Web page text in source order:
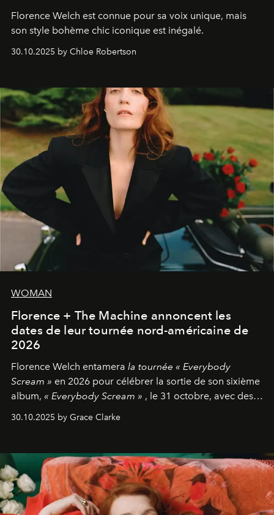
Florence Welch est connue pour sa voix unique, mais
son style bohème chic iconique est inégalé.
30.10.2025 by Chloe Robertson
WOMAN
Florence + The Machine annoncent les
dates de leur tournée nord-américaine de
2026
Florence Welch entamera la tournée « Everybody
Scream » en 2026 pour célébrer la sortie de son sixième
album, « Everybody Scream » , le 31 octobre, avec des
dates nord-américaines débutant en avril prochain.
30.10.2025 by Grace Clarke